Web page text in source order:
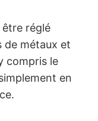
être réglé
de métaux et
compris le
en